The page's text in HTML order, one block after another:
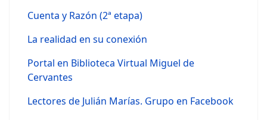
Cuenta y Razón (2ª etapa)
La realidad en su conexión
Portal en Biblioteca Virtual Miguel de
Cervantes
Lectores de Julián Marías. Grupo en Facebook